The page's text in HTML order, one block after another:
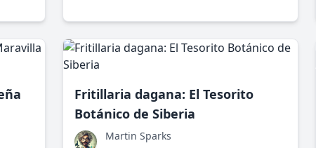
Fritillaria dagana: El Tesorito
Botánico de Siberia
Martin Sparks